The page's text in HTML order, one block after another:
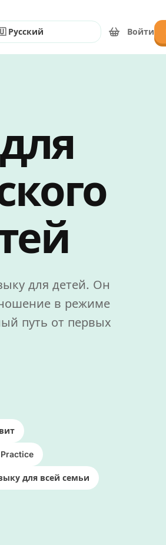
язык
Войти
для детей. Он
в режиме
путь от первых
для всей семьи